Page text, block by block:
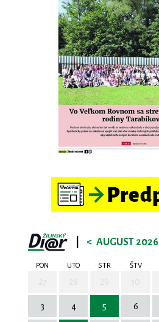
< AUGUST 2026
PON UTO STR ŠTV
3 4 5 6